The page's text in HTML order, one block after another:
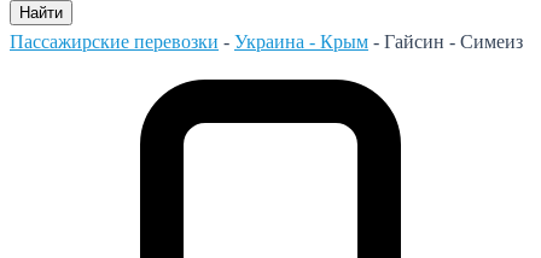
Найти
Пассажирские перевозки - Украина - Крым - Гайсин - Симеиз